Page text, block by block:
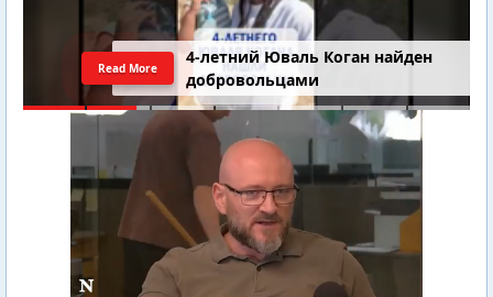
4-летний Юваль Коган найден
добровольцами
Read More